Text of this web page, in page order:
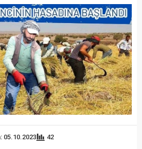
05.10.2023 42